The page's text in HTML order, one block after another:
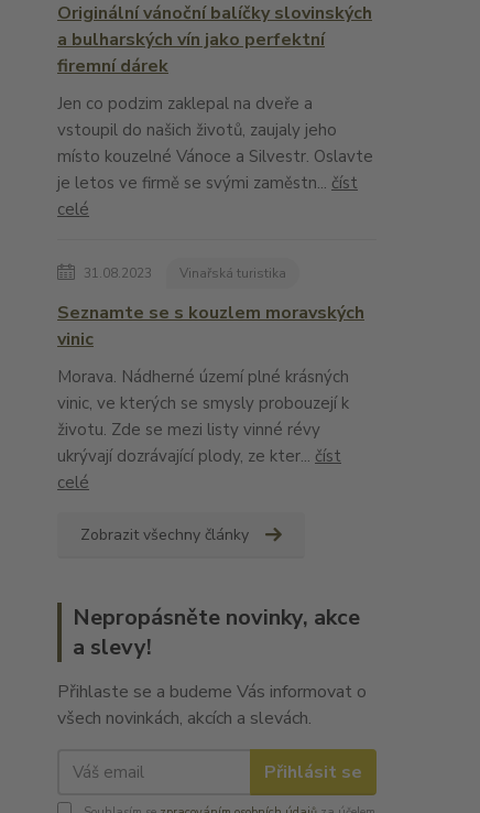
Originální vánoční balíčky slovinských
a bulharských vín jako perfektní
firemní dárek
Jen co podzim zaklepal na dveře a
vstoupil do našich životů, zaujaly jeho
místo kouzelné Vánoce a Silvestr. Oslavte
je letos ve firmě se svými zaměstn... číst
celé
31.08.2023 Vinařská turistika
Seznamte se s kouzlem moravských
vinic
Morava. Nádherné území plné krásných
vinic, ve kterých se smysly probouzejí k
životu. Zde se mezi listy vinné révy
ukrývají dozrávající plody, ze kter... číst
celé
Zobrazit všechny články
Nepropásněte novinky, akce
a slevy!
Přihlaste se a budeme Vás informovat o
všech novinkách, akcích a slevách.
Přihlásit se